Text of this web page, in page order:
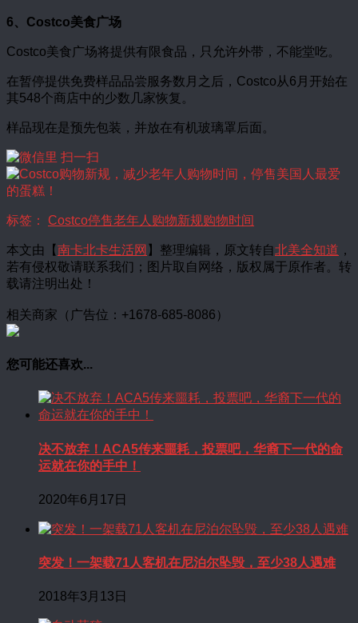
6、Costco美食广场
Costco美食广场将提供有限食品，只允许外带，不能堂吃。
在暂停提供免费样品品尝服务数月之后，Costco从6月开始在
其548个商店中的少数几家恢复。
样品现在是预先包装，并放在有机玻璃罩后面。
标签： Costco停售老年人 购物新规购物时间
本文由【南卡北卡生活网 】整理编辑，原文转自北美全知道 ，
若有侵权敬请联系我们；图片取自网络，版权属于原作者。转
载请注明出处！
相关商家（广告位：+1678-685-8086）
您可能还喜欢...
决不放弃！ACA5传来噩耗，投票吧，华裔下一代的命
运就在你的手中！
2020年6月17日
突发！一架载71人客机在尼泊尔坠毁，至少38人遇难
2018年3月13日